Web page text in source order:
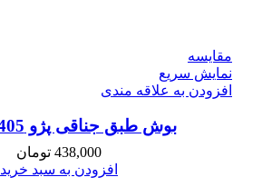
مقايسه
نمایش سریع
افزودن به علاقه مندی
بوش طبق جناقی پژو 405 رفیع نیا
438,000 تومان
افزودن به سبد خرید